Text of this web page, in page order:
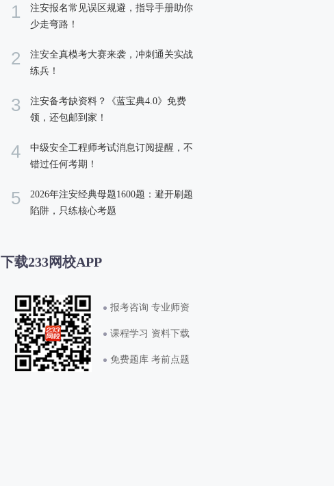
1
注安报名常见误区规避，指导手册助你
少走弯路！
2
注安全真模考大赛来袭，冲刺通关实战
练兵！
3
注安备考缺资料？《蓝宝典4.0》免费
领，还包邮到家！
4
中级安全工程师考试消息订阅提醒，不
错过任何考期！
5
2026年注安经典母题1600题：避开刷题
陷阱，只练核心考题
下载233网校APP
报考咨询 专业师资
课程学习 资料下载
免费题库 考前点题